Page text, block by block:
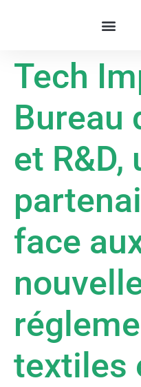
Tech
Bureau
et R&D,
face
textiles